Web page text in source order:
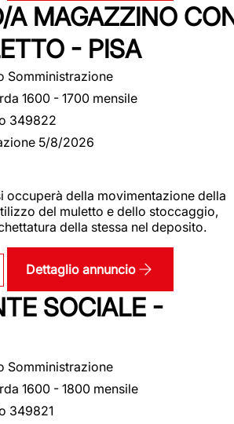
A MAGAZZINO
- PISA
Somministrazione
1600 - 1700 mensile
349822
5/8/2026
occuperà della movimentazione della
del muletto e dello stoccaggio,
della stessa nel deposito.
Dettaglio annuncio
SOCIALE -
Somministrazione
1600 - 1800 mensile
349821